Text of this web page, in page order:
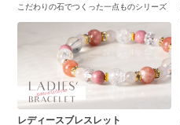
こだわりの石でつくった一点ものシリーズ
レディースブレスレット